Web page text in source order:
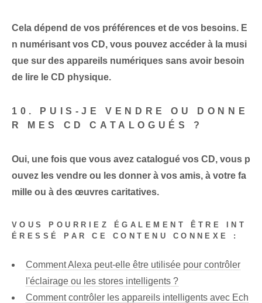
Cela dépend de vos préférences et de vos besoins. E
n numérisant vos CD, vous pouvez accéder à la musi
que sur des appareils numériques sans avoir besoin
de lire le CD physique.
10. PUIS-JE VENDRE OU DONNE
R MES CD CATALOGUÉS ?
Oui, une fois que vous avez catalogué vos CD, vous p
ouvez les vendre ou les donner à vos amis, à votre fa
mille ou à des œuvres caritatives.
VOUS POURRIEZ ÉGALEMENT ÊTRE INT
ÉRESSÉ PAR CE CONTENU CONNEXE :
Comment Alexa peut-elle être utilisée pour contrôler
l'éclairage ou les stores intelligents ?
Comment contrôler les appareils intelligents avec Ech